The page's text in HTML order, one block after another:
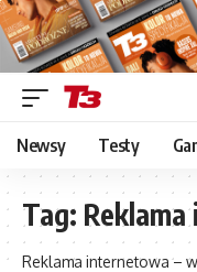
Newsy Testy
Tag:
Reklama internetowa –